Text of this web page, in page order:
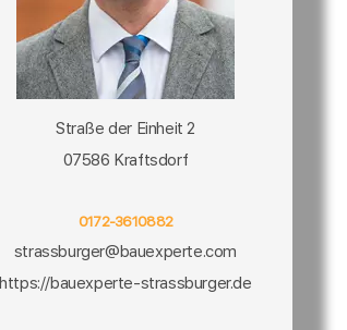
Straße der Einheit 2
07586 Kraftsdorf
0172-3610882
strassburger@bauexperte.com
https://bauexperte-strassburger.de